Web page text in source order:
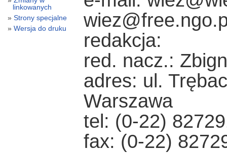
redakcja:
red. nacz.:
adres: ul.
Warszawa
tel: (0-22)
fax: (0-22)
linkowanych
Strony specjalne
Wersja do druku